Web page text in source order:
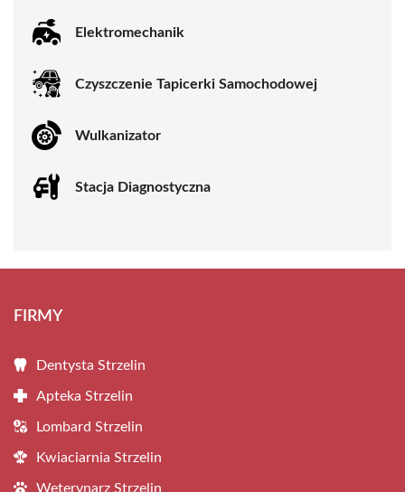
Elektromechanik
Czyszczenie Tapicerki Samochodowej
Wulkanizator
Stacja Diagnostyczna
FIRMY
Dentysta Strzelin
Apteka Strzelin
Lombard Strzelin
Kwiaciarnia Strzelin
Weterynarz Strzelin